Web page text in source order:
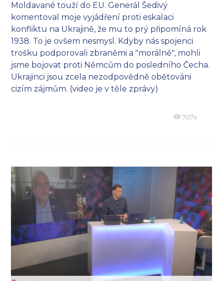
Moldavané touží do EU. Generál Šedivý
komentoval moje vyjádření proti eskalaci
konfliktu na Ukrajině, že mu to prý připomíná rok
1938. To je ovšem nesmysl. Kdyby nás spojenci
trošku podporovali zbraněmi a "morálně", mohli
jsme bojovat proti Němcům do posledního Čecha.
Ukrajinci jsou zcela nezodpovědně obětováni
cizím zájmům. (video je v těle zprávy)
707x